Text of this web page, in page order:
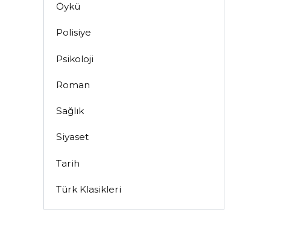
Öykü
Polisiye
Psikoloji
Roman
Sağlık
Siyaset
Tarih
Türk Klasikleri